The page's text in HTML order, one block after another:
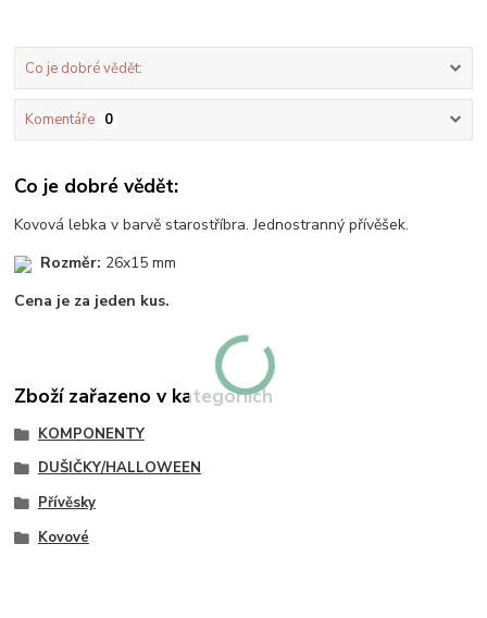
Co je dobré vědět:
Komentáře 0
Co je dobré vědět:
Kovová lebka v barvě starostříbra. Jednostranný přívěšek.
Rozměr: 26x15 mm
Cena je za jeden kus.
Zboží zařazeno v kategoriích
KOMPONENTY
DUŠIČKY/HALLOWEEN
Přívěsky
Kovové